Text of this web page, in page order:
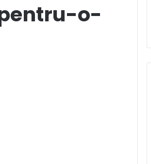
o-